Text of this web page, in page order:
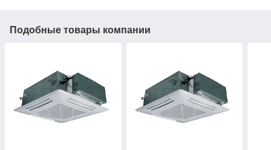
Подобные товары компании